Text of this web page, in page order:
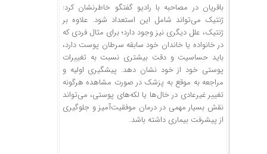
باقریان در مصاحبه با رادیو گفتگو خاطرنشان کرد:
ژنتیک می‌تواند شامل این استعداد شود. علاوه بر
ژنتیک، علل دیگری نیز وجود دارد؛ برای مثال فردی که
در خانواده یا خاندان خود سابقه سرطان پوست دارد،
باید حساسیت و دقت بیشتری نسبت به تغییرات
پوستی خود از خود نشان دهد. پیشگیری اولیه و
مراجعه به موقع به پزشک در صورت مشاهده هرگونه
تغییر غیرعادی در خال‌ها یا لکه‌های پوستی، می‌تواند
نقش بسیار مهمی در درمان موفقیت‌آمیز و جلوگیری
از پیشرفت بیماری داشته باشد.